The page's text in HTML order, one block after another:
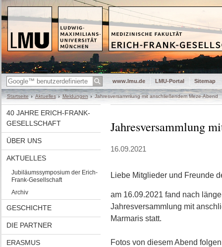
www.lmu.de LMU-Portal Sitemap
Startseite Aktuelles Meldungen Jahresversammlung mit anschließendem Meze-Abend
40 JAHRE ERICH-FRANK-
GESELLSCHAFT
ÜBER UNS
AKTUELLES
Jubiläumssymposium der Erich-
Frank-Gesellschaft
Archiv
GESCHICHTE
DIE PARTNER
ERASMUS
Jahresversammlung
16.09.2021
Liebe Mitglieder und Freunde
am 16.09.2021 fand nach
Jahresversammlung mit
Marmaris statt.
Fotos von diesem Abend